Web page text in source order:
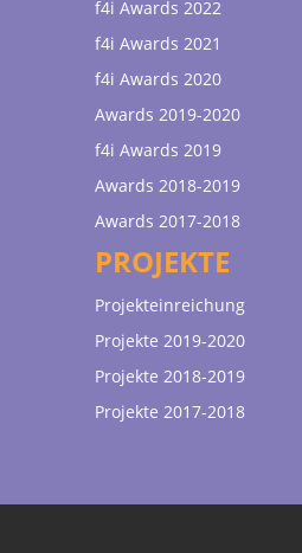
f4i Awards 2022
f4i Awards 2021
f4i Awards 2020
Awards 2019-2020
f4i Awards 2019
Awards 2018-2019
Awards 2017-2018
PROJEKTE
Projekteinreichung
Projekte 2019-2020
Projekte 2018-2019
Projekte 2017-2018